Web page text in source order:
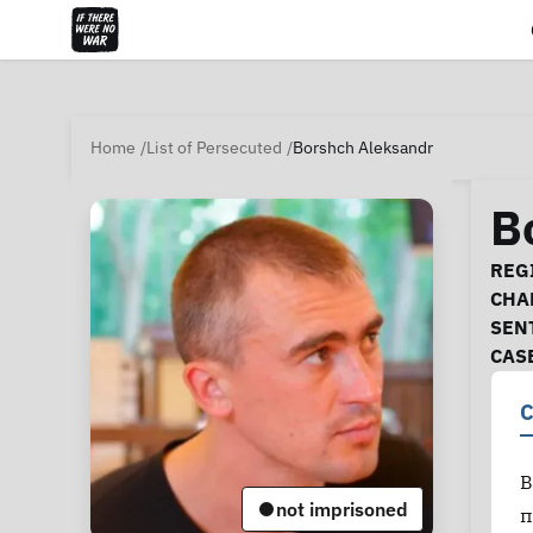
Home List of Persecuted Borshch Aleksandr
not imprisoned